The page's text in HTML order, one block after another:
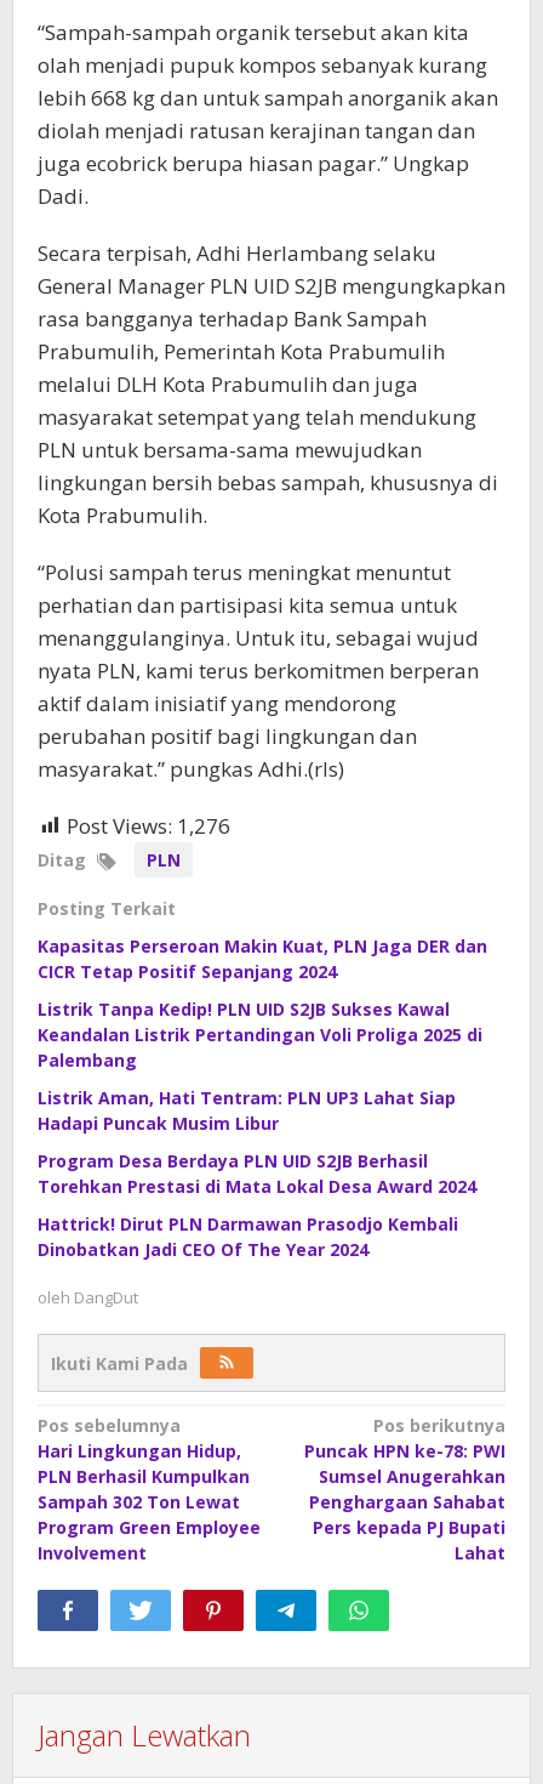
“Sampah-sampah organik tersebut akan kita
olah menjadi pupuk kompos sebanyak kurang
lebih 668 kg dan untuk sampah anorganik akan
diolah menjadi ratusan kerajinan tangan dan
juga ecobrick berupa hiasan pagar.” Ungkap
Dadi.
Secara terpisah, Adhi Herlambang selaku
General Manager PLN UID S2JB mengungkapkan
rasa bangganya terhadap Bank Sampah
Prabumulih, Pemerintah Kota Prabumulih
melalui DLH Kota Prabumulih dan juga
masyarakat setempat yang telah mendukung
PLN untuk bersama-sama mewujudkan
lingkungan bersih bebas sampah, khususnya di
Kota Prabumulih.
“Polusi sampah terus meningkat menuntut
perhatian dan partisipasi kita semua untuk
menanggulanginya. Untuk itu, sebagai wujud
nyata PLN, kami terus berkomitmen berperan
aktif dalam inisiatif yang mendorong
perubahan positif bagi lingkungan dan
masyarakat.” pungkas Adhi.(rls)
Post Views: 1,276
Ditag PLN
Posting Terkait
Kapasitas Perseroan Makin Kuat, PLN Jaga DER dan
CICR Tetap Positif Sepanjang 2024
Listrik Tanpa Kedip! PLN UID S2JB Sukses Kawal
Keandalan Listrik Pertandingan Voli Proliga 2025 di
Palembang
Listrik Aman, Hati Tentram: PLN UP3 Lahat Siap
Hadapi Puncak Musim Libur
Program Desa Berdaya PLN UID S2JB Berhasil
Torehkan Prestasi di Mata Lokal Desa Award 2024
Hattrick! Dirut PLN Darmawan Prasodjo Kembali
Dinobatkan Jadi CEO Of The Year 2024
oleh DangDut
Ikuti Kami Pada
Navigasi
pos
Pos sebelumnya
Hari Lingkungan Hidup,
PLN Berhasil Kumpulkan
Sampah 302 Ton Lewat
Program Green Employee
Involvement
Pos berikutnya
Puncak HPN ke-78: PWI
Sumsel Anugerahkan
Penghargaan Sahabat
Pers kepada PJ Bupati
Lahat
Jangan Lewatkan